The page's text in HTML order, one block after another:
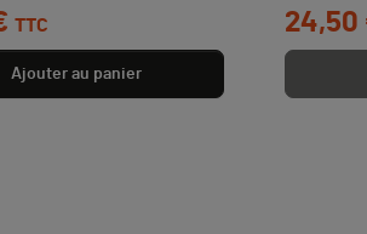
TTC
Ajouter au panier
Prix
24,50